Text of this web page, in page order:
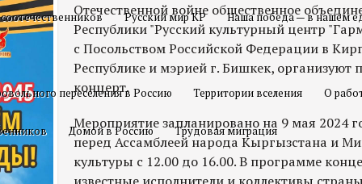
Русский мир КР Наша победа — в нашем
переселения в Россию Территории вселения О
Домой в Россию Трудовая миграция
Отечественной войне общественное
Республики "Русский культурный центр
с Посольством Российской Федерации в
Республике и мэрией г. Бишкек, организуют
концерт.
Мероприятие запланировано на 9 мая 2024
перед Ассамблеей народа Кыргызстана и
культуры с 12.00 до 16.00. В программе